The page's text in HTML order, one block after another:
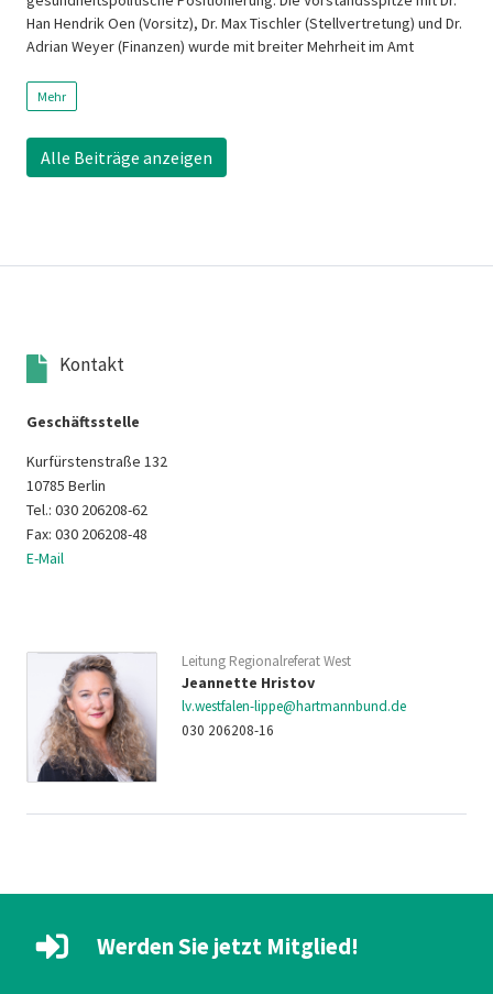
Han Hendrik Oen (Vorsitz), Dr. Max Tischler (Stellvertretung) und Dr.
Adrian Weyer (Finanzen) wurde mit breiter Mehrheit im Amt
teils erstmals gewählter […]
Mehr
Alle Beiträge anzeigen
Kontakt
Geschäftsstelle
Kurfürstenstraße 132
10785 Berlin
Tel.: 030 206208-62
Fax: 030 206208-48
E-Mail
Leitung Regionalreferat West
Jeannette Hristov
lv.westfalen-lippe@hartmannbund.de
030 206208-16
Werden Sie jetzt Mitglied!